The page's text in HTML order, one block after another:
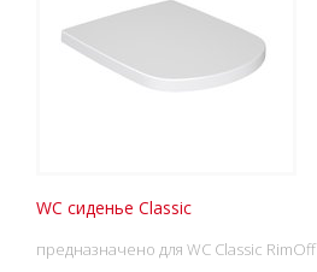
WC сиденье Classic
предназначено для WC Classic RimOff